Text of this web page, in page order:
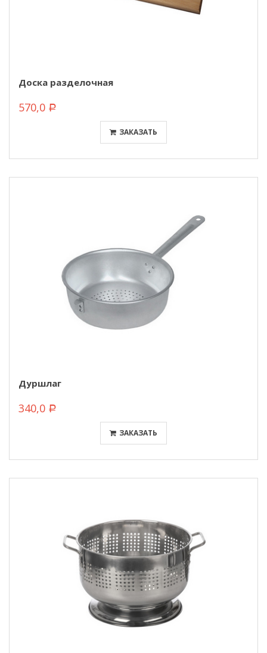
Доска разделочная
570,0 Р
ЗАКАЗАТЬ
Дуршлаг
340,0 Р
ЗАКАЗАТЬ